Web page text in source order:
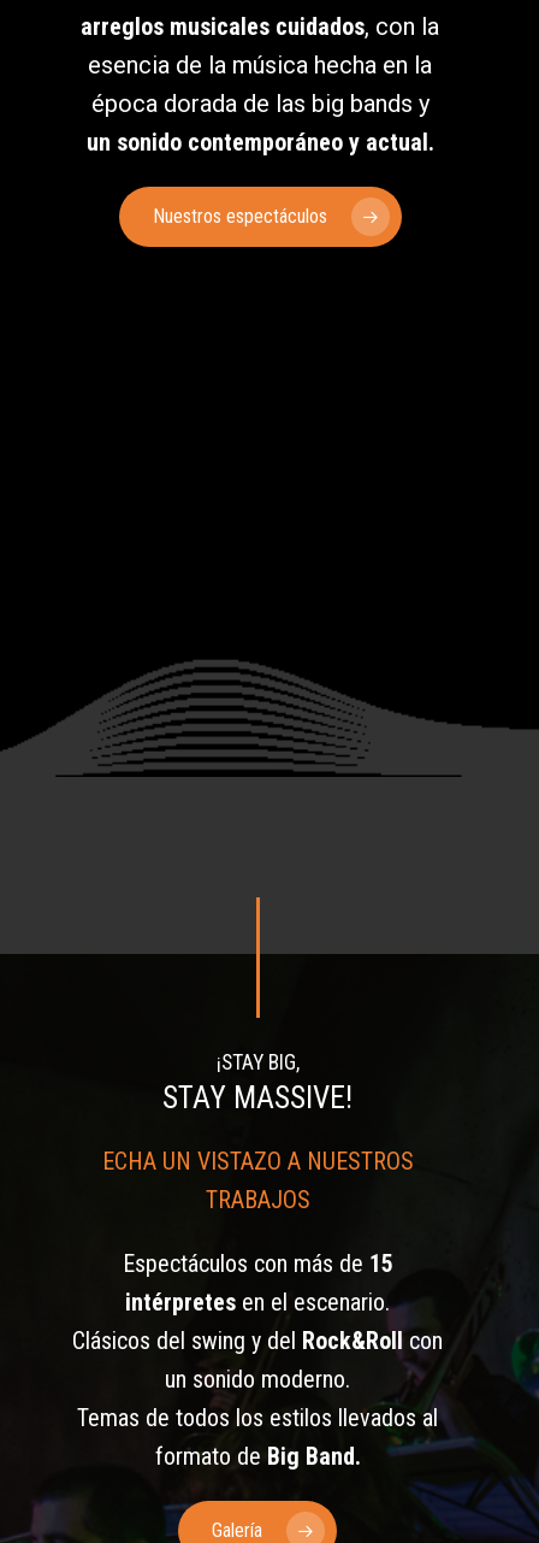
arreglos musicales cuidados, con la
esencia de la música hecha en la
época dorada de las big bands y
un sonido contemporáneo y actual.
Nuestros espectáculos
¡STAY BIG,
STAY MASSIVE!
ECHA UN VISTAZO A NUESTROS
TRABAJOS
Espectáculos con más de 15
intérpretes en el escenario.
Clásicos del swing y del Rock&Roll con
un sonido moderno.
Temas de todos los estilos llevados al
formato de Big Band.
Galería